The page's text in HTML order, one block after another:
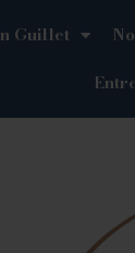
Guillet